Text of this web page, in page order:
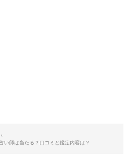
い師は当たる？口コミと鑑定内容は？